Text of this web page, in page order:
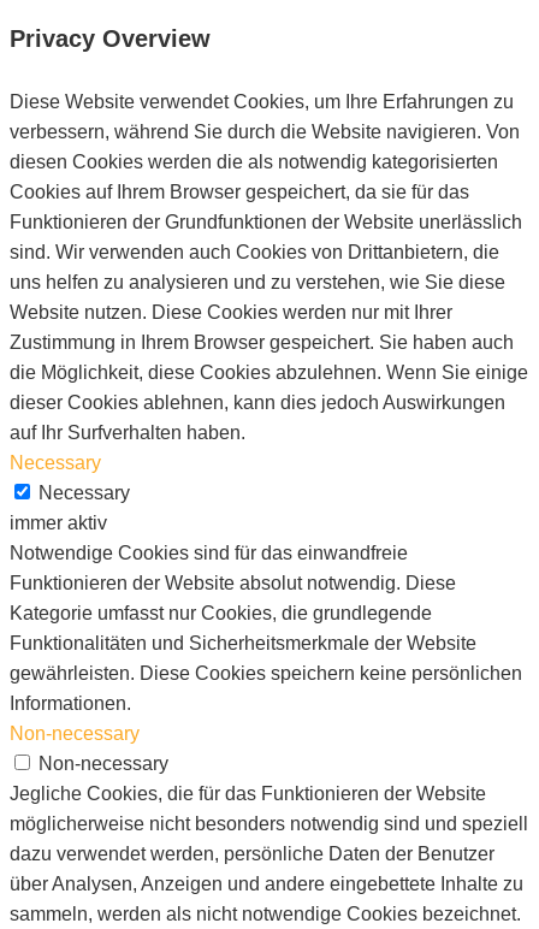
Privacy Overview
Diese Website verwendet Cookies, um Ihre Erfahrungen zu
verbessern, während Sie durch die Website navigieren. Von
diesen Cookies werden die als notwendig kategorisierten
Cookies auf Ihrem Browser gespeichert, da sie für das
Funktionieren der Grundfunktionen der Website unerlässlich
sind. Wir verwenden auch Cookies von Drittanbietern, die
uns helfen zu analysieren und zu verstehen, wie Sie diese
Website nutzen. Diese Cookies werden nur mit Ihrer
Zustimmung in Ihrem Browser gespeichert. Sie haben auch
die Möglichkeit, diese Cookies abzulehnen. Wenn Sie einige
dieser Cookies ablehnen, kann dies jedoch Auswirkungen
auf Ihr Surfverhalten haben.
Necessary
Necessary
immer aktiv
Notwendige Cookies sind für das einwandfreie
Funktionieren der Website absolut notwendig. Diese
Kategorie umfasst nur Cookies, die grundlegende
Funktionalitäten und Sicherheitsmerkmale der Website
gewährleisten. Diese Cookies speichern keine persönlichen
Informationen.
Non-necessary
Non-necessary
Jegliche Cookies, die für das Funktionieren der Website
möglicherweise nicht besonders notwendig sind und speziell
dazu verwendet werden, persönliche Daten der Benutzer
über Analysen, Anzeigen und andere eingebettete Inhalte zu
sammeln, werden als nicht notwendige Cookies bezeichnet.